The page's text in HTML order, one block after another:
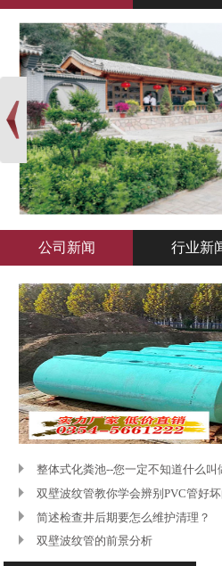
立即咨询
公司新闻 行业新
整体式化粪池--您一定不知道什么叫
双壁波纹管教你学会辨别PVC管好
简述检查井后期要怎么维护清理？
双壁波纹管的前景分析